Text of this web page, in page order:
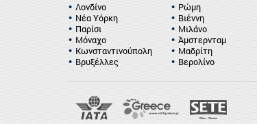
Λονδίνο
Νέα Υόρκη
Παρίσι
Μόναχο
Κωνσταντινούπολη
Βρυξέλλες
Ρώμη
Βιέννη
Μιλάνο
Άμστερνταμ
Μαδρίτη
Βερολίνο